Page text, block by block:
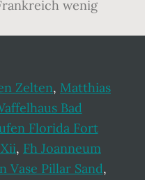
Zelten, Matthias
Bad
Florida Fort
, Fh Joanneum
Vase Pillar Sand,